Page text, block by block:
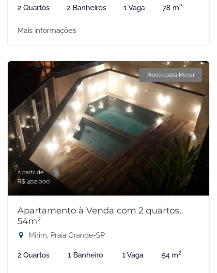
2 Quartos 2 Banheiros 1 Vaga 78 m²
Mais informações
Pronto para Morar
A partir de:
R$ 402.000
Apartamento à Venda com 2 quartos,
54m²
Mirim, Praia Grande-SP
2 Quartos 1 Banheiro 1 Vaga 54 m²